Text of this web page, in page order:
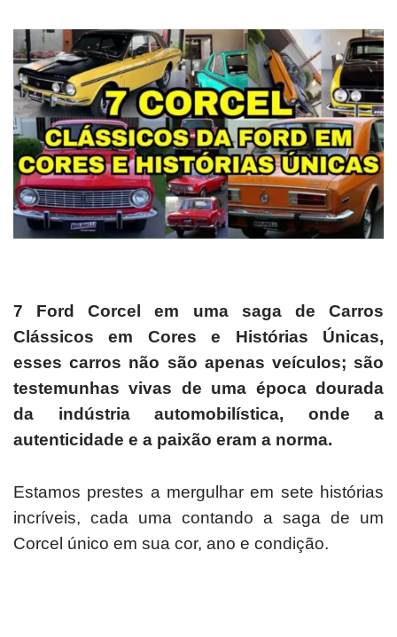
7 Ford Corcel em uma saga de Carros
Clássicos em Cores e Histórias Únicas,
esses carros não são apenas veículos; são
testemunhas vivas de uma época dourada
da indústria automobilística, onde a
autenticidade e a paixão eram a norma.
Estamos prestes a mergulhar em sete histórias
incríveis, cada uma contando a saga de um
Corcel único em sua cor, ano e condição.